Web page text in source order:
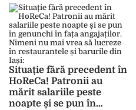
financiare în valoare de
jumătate de milion de lei.
Patronii din Iași pot
depune în continuare
cereri în măsura
„kurzarbeit”
Situație fără precedent în
HoReCa! Patronii au
mărit salariile peste
noapte și se pun în